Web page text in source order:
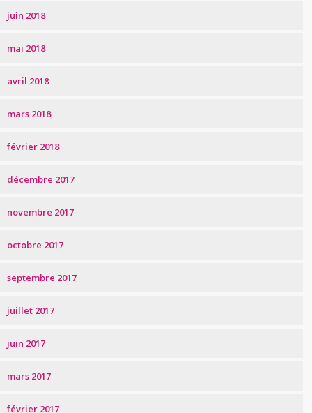
juin 2018
mai 2018
avril 2018
mars 2018
février 2018
décembre 2017
novembre 2017
octobre 2017
septembre 2017
juillet 2017
juin 2017
mars 2017
février 2017